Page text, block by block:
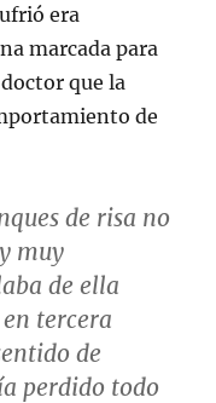
era
marcada para
que la
de
de risa no
muy
de ella
tercera
de
perdido todo